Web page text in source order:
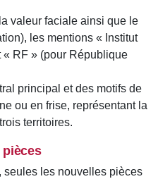
valeur faciale ainsi que le
les mentions « Institut
« RF » (pour République
principal et des motifs de
ou en frise, représentant la
territoires.
pièces
seules les nouvelles pièces